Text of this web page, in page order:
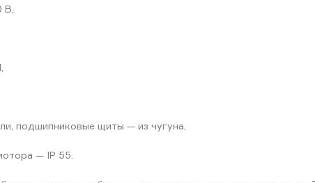
В,
подшипниковые щиты — из чугуна,
— IP 55.